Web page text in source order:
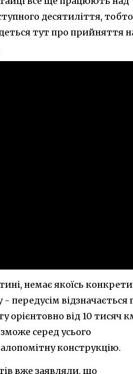
десятиліття, тобто
тут про прийняття
немає якоїсь
передусім відзначається
орієнтовно від 10 тисяч
серед усього
конструкцію.
вже заявляли, що